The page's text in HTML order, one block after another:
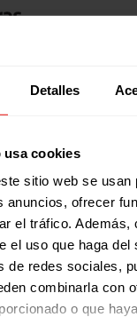
Detalles
usa cookies
sitio web se usan
anuncios, ofrecer
el tráfico. Además,
el uso que haga del
de redes sociales,
combinarla con
o que
: